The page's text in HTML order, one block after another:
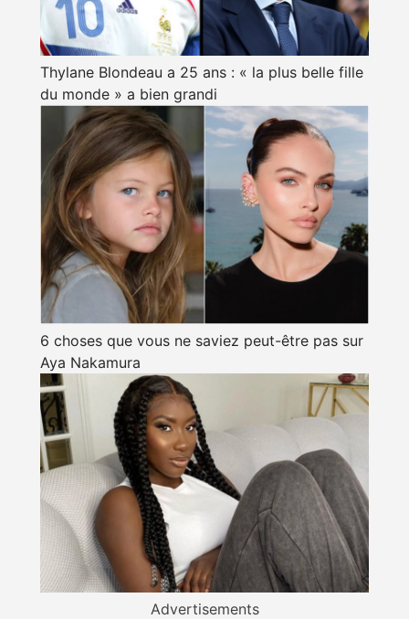
Thylane Blondeau a 25 ans : « la plus belle fille
du monde » a bien grandi
6 choses que vous ne saviez peut-être pas sur
Aya Nakamura
Advertisements